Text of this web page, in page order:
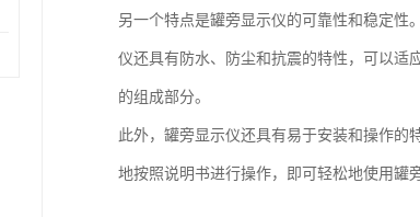
另一个特点是罐旁显示仪的可靠性和稳定性
仪还具有防水、防尘和抗震的特性，可以适
的组成部分。
此外，罐旁显示仪还具有易于安装和操作的
地按照说明书进行操作，即可轻松地使用罐